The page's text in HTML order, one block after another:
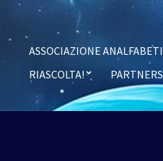
ASSOCIAZIONE ANALFABETI
RIASCOLTA!
PARTNERS